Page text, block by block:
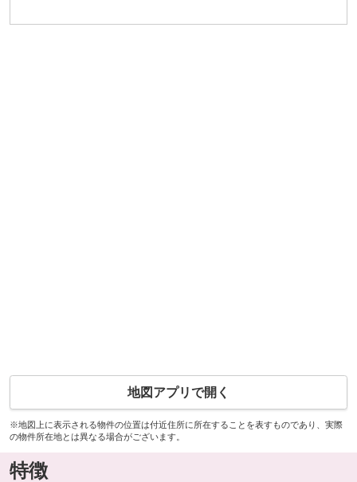
地図アプリで開く
※地図上に表示される物件の位置は付近住所に所在することを表すものであり、実際
の物件所在地とは異なる場合がございます。
特徴